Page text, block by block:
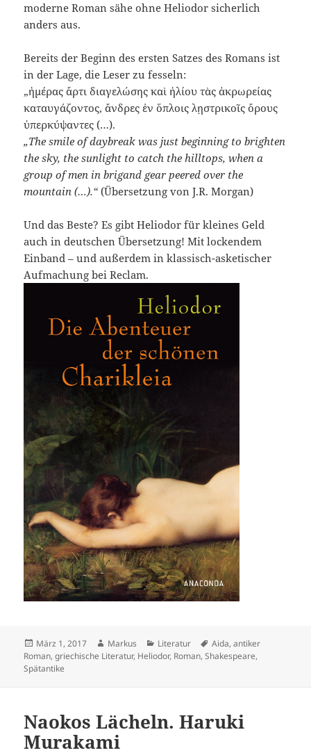
moderne Roman sähe ohne Heliodor sicherlich
anders aus.
Bereits der Beginn des ersten Satzes des Romans ist
in der Lage, die Leser zu fesseln:
„ἡμέρας ἄρτι διαγελώσης καὶ ἡλίου τὰς ἀκρωρείας
καταυγάζοντος, ἄνδρες ἐν ὅπλοις λῃστρικοῖς ὄρους
ὑπερκύψαντες (…).
„The smile of daybreak was just beginning to brighten
the sky, the sunlight to catch the hilltops, when a
group of men in brigand gear peered over the
mountain (…).“(Übersetzung von J.R. Morgan)
Und das Beste? Es gibt Heliodor für kleines Geld
auch in deutschen Übersetzung! Mit lockendem
Einband – und außerdem in klassisch-asketischer
Aufmachung bei Reclam.
Veröffentlicht
am
März 1, 2017 Autor
Markus Kategorien
Literatur Schlagwörter
Aida,antiker
Roman,griechische Literatur, Heliodor, Roman,Shakespeare,
Spätantike
Naokos Lächeln. Haruki
Murakami